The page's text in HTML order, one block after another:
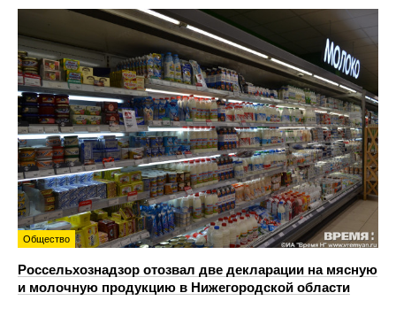
Общество
Россельхознадзор отозвал две декларации на мясную
и молочную продукцию в Нижегородской области